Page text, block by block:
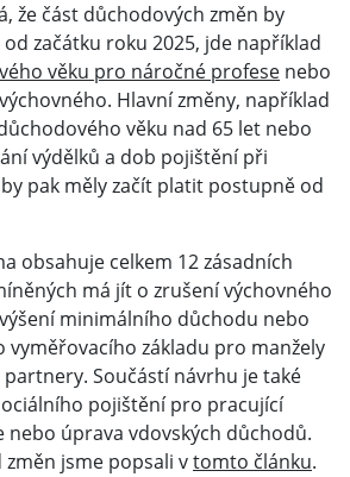
že část důchodových změn by
začátku roku 2025, jde například
věku pro náročné profese nebo
Hlavní změny, například
věku nad 65 let nebo
výdělků a dob pojištění při
pak měly začít platit postupně od
obsahuje celkem 12 zásadních
má jít o zrušení výchovného
minimálního důchodu nebo
vyměřovacího základu pro manžely
Součástí návrhu je také
pojištění pro pracující
úprava vdovských důchodů.
jsme popsali vtomto článku.